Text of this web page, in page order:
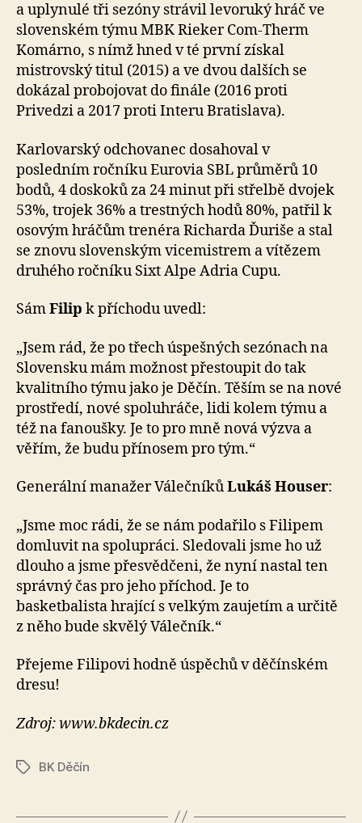
a uplynulé tři sezóny strávil levoruký hráč ve
slovenském týmu MBK Rieker Com-Therm
Komárno, s nímž hned v té první získal
mistrovský titul (2015) a ve dvou dalších se
dokázal probojovat do finále (2016 proti
Privedzi a 2017 proti Interu Bratislava).
Karlovarský odchovanec dosahoval v
posledním ročníku Eurovia SBL průměrů 10
bodů, 4 doskoků za 24 minut při střelbě dvojek
53%, trojek 36% a trestných hodů 80%, patřil k
osovým hráčům trenéra Richarda Ďuriše a stal
se znovu slovenským vicemistrem a vítězem
druhého ročníku Sixt Alpe Adria Cupu.
SámFilip k příchodu uvedl:
„Jsem rád, že po třech úspešných sezónach na
Slovensku mám možnost přestoupit do tak
kvalitního týmu jako je Děčín. Těším se na nové
prostředí, nové spoluhráče, lidi kolem týmu a
též na fanoušky. Je to pro mně nová výzva a
věřím, že budu přínosem pro tým.“
Generální manažer VálečníkůLukáš Houser:
„Jsme moc rádi, že se nám podařilo s Filipem
domluvit na spolupráci. Sledovali jsme ho už
dlouho a jsme přesvědčeni, že nyní nastal ten
správný čas pro jeho příchod. Je to
basketbalista hrající s velkým zaujetím a určitě
z něho bude skvělý Válečník.“
Přejeme Filipovi hodně úspěchů v děčínském
dresu!
Zdroj: www.bkdecin.cz
ŠtítkyBK Děčín